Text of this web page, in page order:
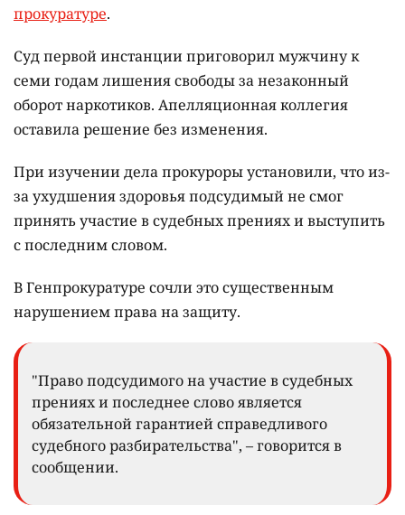
прокуратуре.
Суд первой инстанции приговорил мужчину к
семи годам лишения свободы за незаконный
оборот наркотиков. Апелляционная коллегия
оставила решение без изменения.
При изучении дела прокуроры установили, что из-
за ухудшения здоровья подсудимый не смог
принять участие в судебных прениях и выступить
с последним словом.
В Генпрокуратуре сочли это существенным
нарушением права на защиту.
"Право подсудимого на участие в судебных
прениях и последнее слово является
обязательной гарантией справедливого
судебного разбирательства", – говорится в
сообщении.